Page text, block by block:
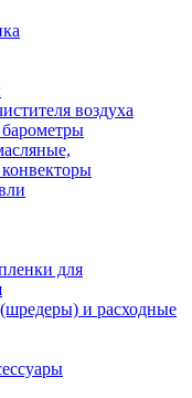
воздуха
для
и расходные